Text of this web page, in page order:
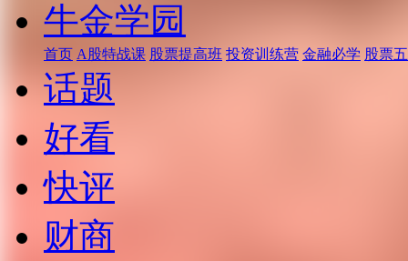
牛金学园
首页 A股特战课 股票提高班 投资训练营 金融必学 股票
话题
好看
快评
财商